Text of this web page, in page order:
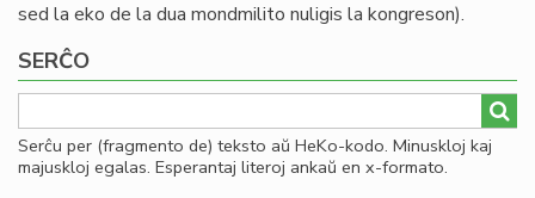
sed la eko de la dua mondmilito nuligis la kongreson).
SERĈO
Serĉu per (fragmento de) teksto aŭ HeKo-kodo. Minuskloj kaj
majuskloj egalas. Esperantaj literoj ankaŭ en x-formato.